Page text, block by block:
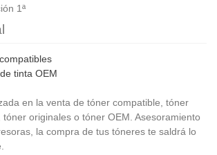
1ª
tinta OEM
en la venta de tóner compatible, tóner
originales o tóner OEM. Asesoramiento
la compra de tus tóneres te saldrá lo